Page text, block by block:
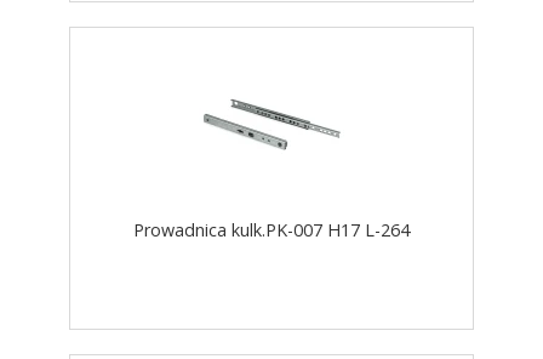
Prowadnica kulk.PK-007 H17 L-264